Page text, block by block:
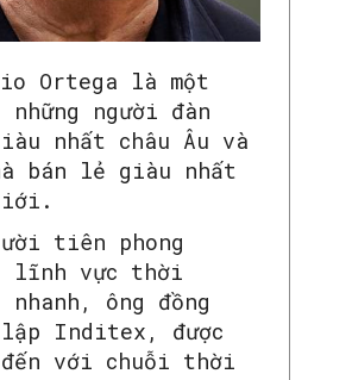
Ortega là một
những người đàn
nhất châu Âu và
bán lẻ giàu nhất
tiên phong
lĩnh vực thời
ông đồng
lập Inditex, được
với chuỗi thời